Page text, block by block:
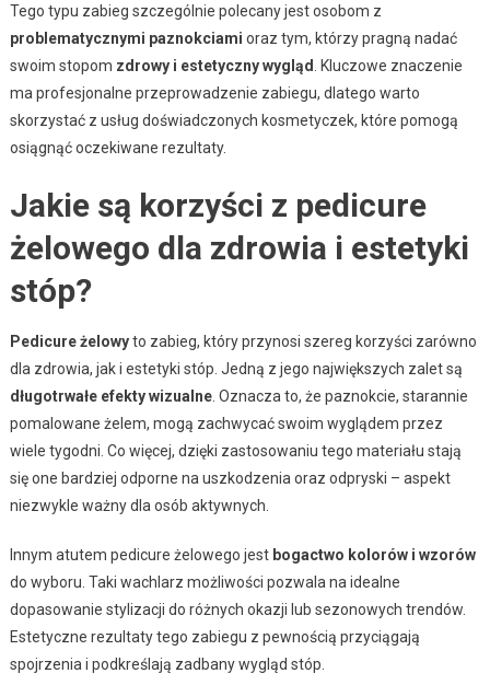
Tego typu zabieg szczególnie polecany jest osobom z
problematycznymi paznokciami oraz tym, którzy pragną nadać
swoim stopom zdrowy i estetyczny wygląd
. Kluczowe znaczenie
ma profesjonalne przeprowadzenie zabiegu, dlatego warto
skorzystać z usług doświadczonych kosmetyczek, które pomogą
osiągnąć oczekiwane rezultaty.
Jakie są korzyści z pedicure
żelowego dla zdrowia i estetyki
stóp?
Pedicure żelowyto zabieg, który przynosi szereg korzyści zarówno
dla zdrowia, jak i estetyki stóp. Jedną z jego największych zalet są
długotrwałe efekty wizualne. Oznacza to, że paznokcie, starannie
pomalowane żelem, mogą zachwycać swoim wyglądem przez
wiele tygodni. Co więcej, dzięki zastosowaniu tego materiału stają
się one bardziej odporne na uszkodzenia oraz odpryski – aspekt
niezwykle ważny dla osób aktywnych.
Innym atutem pedicure żelowego jest bogactwo kolorów i wzorów
do wyboru. Taki wachlarz możliwości pozwala na idealne
dopasowanie stylizacji do różnych okazji lub sezonowych trendów.
Estetyczne rezultaty tego zabiegu z pewnością przyciągają
spojrzenia i podkreślają zadbany wygląd stóp.